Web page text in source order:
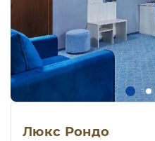
Люкс Рондо